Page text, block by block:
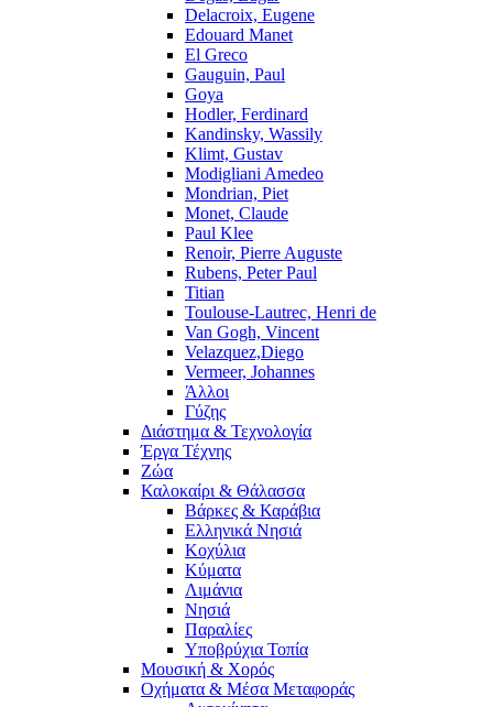
Delacroix, Eugene
Edouard Manet
El Greco
Gauguin, Paul
Goya
Hodler, Ferdinard
Kandinsky, Wassily
Klimt, Gustav
Modigliani Amedeo
Mondrian, Piet
Monet, Claude
Paul Klee
Renoir, Pierre Auguste
Rubens, Peter Paul
Titian
Toulouse-Lautrec, Henri de
Van Gogh, Vincent
Velazquez,Diego
Vermeer, Johannes
Άλλοι
Γύζης
Διάστημα & Τεχνολογία
Έργα Τέχνης
Ζώα
Καλοκαίρι & Θάλασσα
Βάρκες & Καράβια
Ελληνικά Νησιά
Κοχύλια
Κύματα
Λιμάνια
Νησιά
Παραλίες
Υποβρύχια Τοπία
Μουσική & Χορός
Οχήματα & Μέσα Μεταφοράς